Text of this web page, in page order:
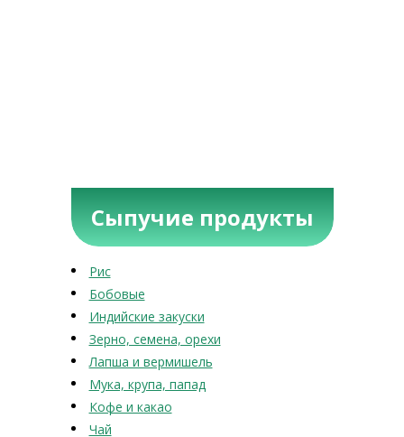
Сыпучие продукты
Рис
Бобовые
Индийские закуски
Зерно, семена, орехи
Лапша и вермишель
Мука, крупа, папад
Кофе и какао
Чай